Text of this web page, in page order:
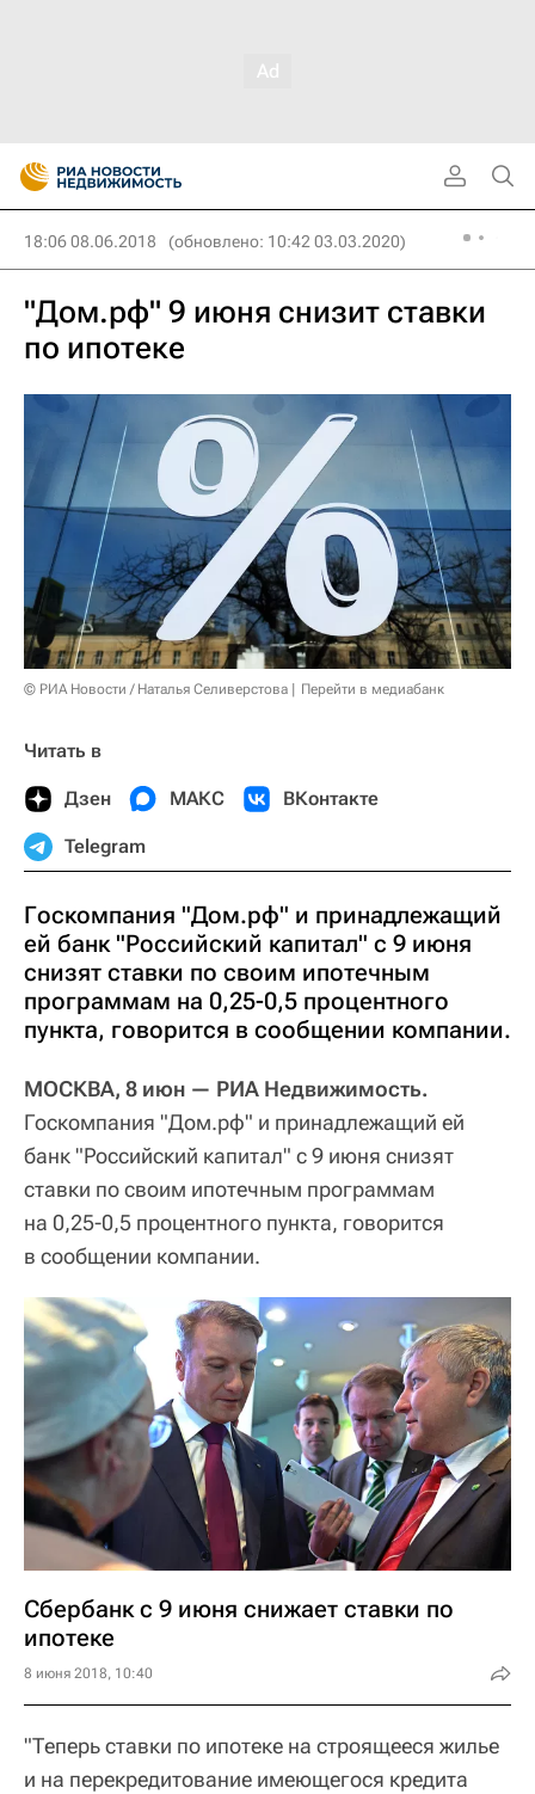
18:06 08.06.2018 (обновлено: 10:42 03.03.2020)
"Дом.рф" 9 июня снизит ставки
по ипотеке
© РИА Новости / Наталья Селиверстова Перейти в медиабанк
Читать в
Дзен МАКС ВКонтакте
Telegram
Госкомпания "Дом.рф" и принадлежащий
ей банк "Российский капитал" с 9 июня
снизят ставки по своим ипотечным
программам на 0,25-0,5 процентного
пункта, говорится в сообщении компании.
МОСКВА, 8 июн — РИА Недвижимость.
Госкомпания "Дом.рф" и принадлежащий ей
банк "Российский капитал" с 9 июня снизят
ставки по своим ипотечным программам
на 0,25-0,5 процентного пункта, говорится
в сообщении компании.
Сбербанк с 9 июня снижает ставки по
ипотеке
8 июня 2018, 10:40
"Теперь ставки по ипотеке на строящееся жилье
и на перекредитование имеющегося кредита